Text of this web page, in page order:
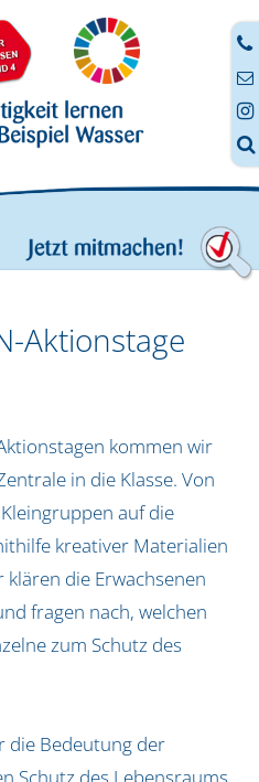




Fortbildung
buchen
Aktionstage
kommen wir
in die Klasse. Von
auf die
kreativer Materialien
die Erwachsenen
fragen nach, welchen
zum Schutz des
die Bedeutung der
Schutz des Lebensraums